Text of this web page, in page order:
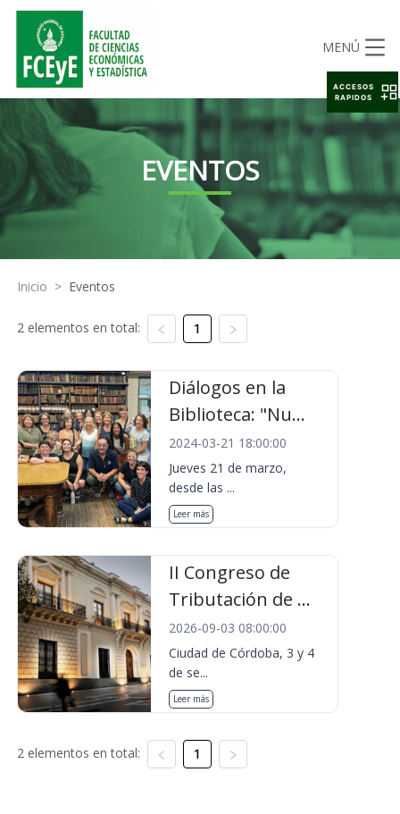
MENÚ
EVENTOS
Inicio > Eventos
2 elementos en total: 1
Diálogos en la
Biblioteca: "Nu...
2024-03-21 18:00:00
Jueves 21 de marzo,
desde las ...
Leer más
II Congreso de
Tributación de ...
2026-09-03 08:00:00
Ciudad de Córdoba, 3 y 4
de se...
Leer más
2 elementos en total: 1
ACCESOS
RAPIDOS